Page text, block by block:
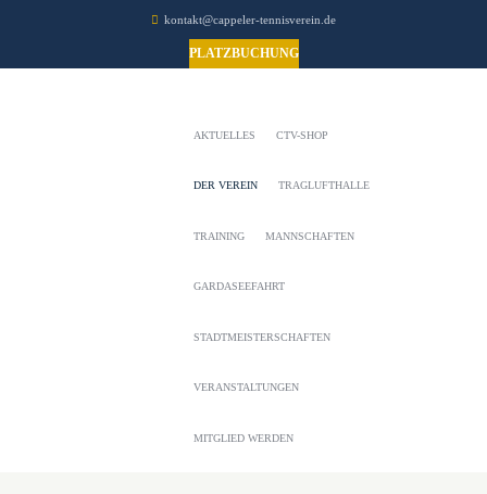
kontakt@cappeler-tennisverein.de
PLATZBUCHUNG
AKTUELLES CTV-SHOP
DER VEREIN TRAGLUFTHALLE
TRAINING MANNSCHAFTEN
GARDASEEFAHRT
STADTMEISTERSCHAFTEN
VERANSTALTUNGEN
MITGLIED WERDEN